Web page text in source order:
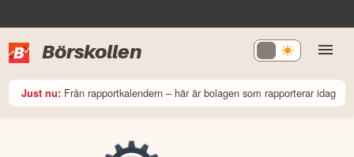
Börskollen
Just nu: Från rapportkalendern – här är bolagen som rapporterar idag